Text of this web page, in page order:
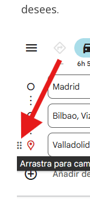
desees.